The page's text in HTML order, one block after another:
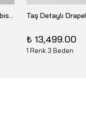
Saten Drapeli Yırtmaçlı Korseli Gece Elbisesi 26Y-10672
₺ 13,499.00
1 Renk 3 Beden